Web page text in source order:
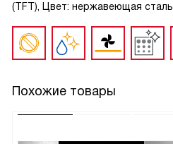
(TFT), Цвет: нержавеющая сталь
Похожие товары